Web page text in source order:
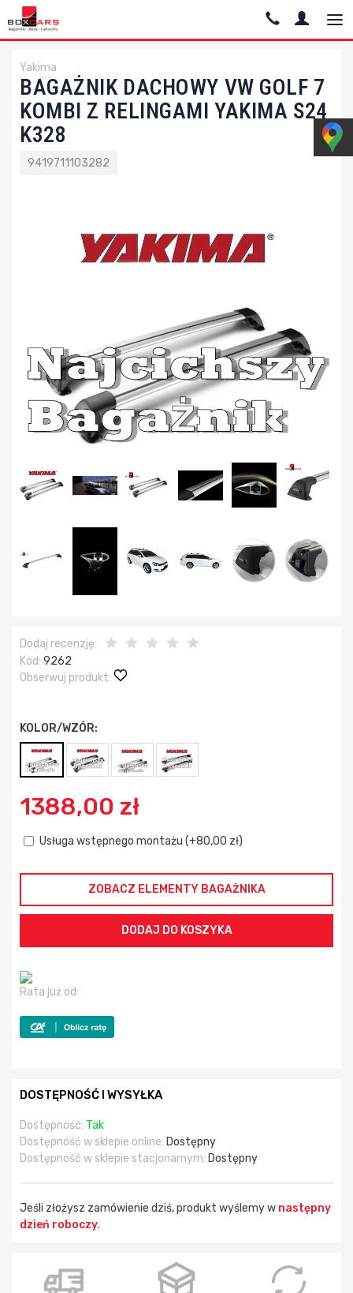
Yakima
BAGAŻNIK DACHOWY VW GOLF 7
KOMBI Z RELINGAMI YAKIMA S24
K328
9419711103282
Dodaj recenzję:
Kod: 9262
Obserwuj produkt:
KOLOR/WZÓR:
1388,00 zł
Usługa wstępnego montażu (+80,00 zł)
ZOBACZ ELEMENTY BAGAŻNIKA
Rata już od:
DOSTĘPNOŚĆ I WYSYŁKA
Dostępność: Tak
Dostępność w sklepie online: Dostępny
Dostępność w sklepie stacjonarnym: Dostępny
Jeśli złożysz zamówienie dziś, produkt wyślemy w następny
dzień roboczy.
godz min